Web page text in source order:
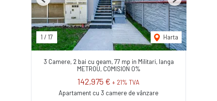
1 / 17 Harta
Previous Next
3 Camere, 2 bai cu geam, 77 mp in Militari, langa
METROU, COMISION 0%
142,975 € + 21% TVA
Apartament cu 3 camere de vânzare